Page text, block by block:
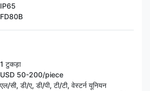
IP65
FD80B
1 टुकड़ा
USD 50-200/piece
एल/सी, डी/ए, डी/पी, टी/टी, वेस्टर्न यूनियन